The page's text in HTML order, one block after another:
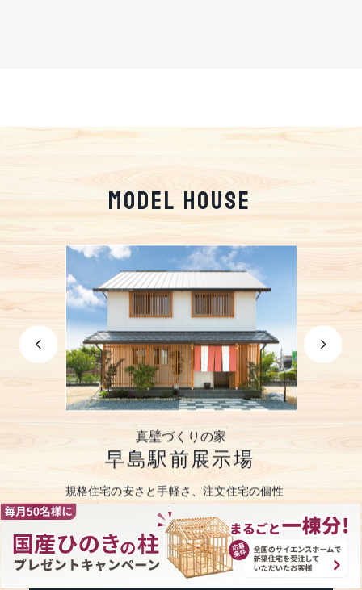
MODEL HOUSE
真壁づくりの家
早島駅前展示場
規格住宅の安さと手軽さ、注文住宅の個性
と品質、それぞれの良さにこだわったセミ
オーダーで注文するひのきづくしの家。
ひのきをふんだんに
うまく使い居住空間
しやすい平屋。